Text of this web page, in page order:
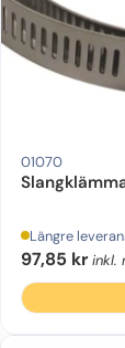
01070
Längre
97,85 kr inkl.